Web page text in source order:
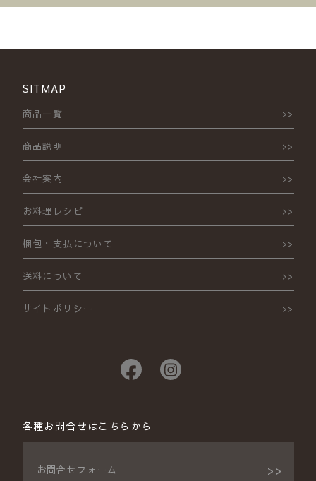
SITMAP
商品一覧
商品説明
会社案内
お料理レシピ
梱包・支払について
送料について
サイトポリシー
各種お問合せはこちらから
お問合せフォーム